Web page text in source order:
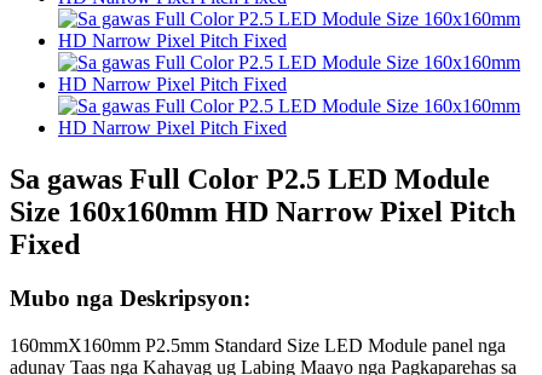
Sa gawas Full Color P2.5 LED Module
Size 160x160mm HD Narrow Pixel Pitch
Fixed
Mubo nga Deskripsyon:
160mmX160mm P2.5mm Standard Size LED Module panel nga
adunay Taas nga Kahayag ug Labing Maayo nga Pagkaparehas sa